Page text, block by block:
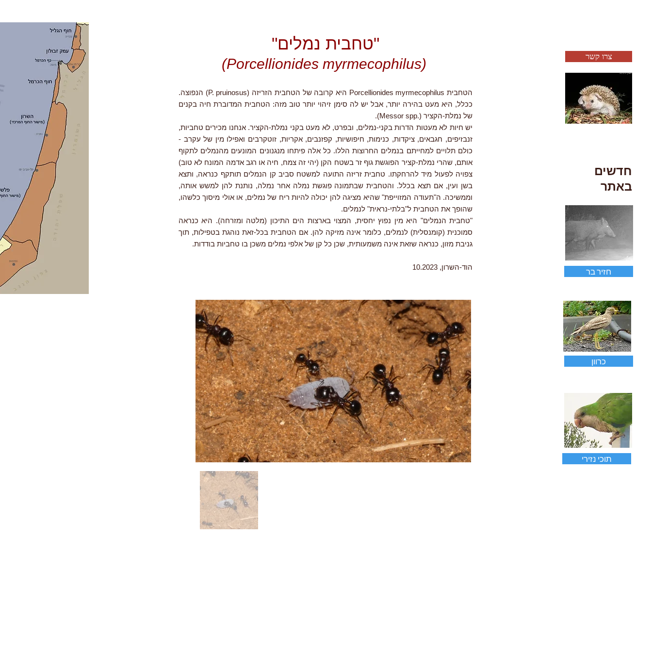
"טחבית נמלים"
(Porcellionides myrmecophilus)
הטחבית Porcellionides myrmecophilus היא קרובה של הטחבית הזריזה (P. pruinosus) הנפוצה.
ככלל, היא מעט בהירה יותר, אבל יש לה סימן זיהוי יותר טוב מזה: הטחבית המדוברת חיה בקנים
של נמלת-הקציר (.Messor spp).
יש חיות לא מעטות הדרות בקני-נמלים, ובפרט, לא מעט בקני נמלת-הקציר. אנחנו מכירים טחביות,
זנבזיפים, חגבאים, ציקדות, כנימות, חיפושיות, קפזנבים, אקריות, זוטקרבים ואפילו מין של עקרב -
כולם תלויים למחייתם בנמלים החרוצות הללו. כל אלה פיתחו מנגנונים המונעים מהנמלים לתקוף
אותם, שהרי נמלת-קציר הפוגשת גוף זר בשטח הקן (יהי זה צמח, חיה או רגב אדמה המונח לא טוב)
צפויה לפעול מיד להרחקתו. טחבית זריזה התועה למשטח סביב קן הנמלים תותקף כנראה, ותצא
בשן ועין, אם תצא בכלל. והטחבית שבתמונה פוגשת נמלה אחר נמלה, נותנת להן למשש אותה,
וממשיכה. ה"תעודה המזוייפת" שהיא מציגה להן יכולה להיות ריח של נמלים, או אולי מיסוך כלשהו,
שהופך את הטחבית ל"בלתי-נראית" לנמלים.
"טחבית הנמלים" היא מין נפוץ יחסית, המצוי בארצות הים התיכון (מלטה ומזרחה). היא כנראה
סמוכנית (קומנסלית) לנמלים, כלומר אינה מזיקה להן. אם הטחבית בכל-זאת נוהגת בטפילות, תוך
גניבת מזון, כנראה שזאת אינה משמעותית, שכן כל קן של אלפי נמלים משכן בו טחביות בודדות.
הוד-השרון, 10.2023
צרו קשר
כרוון
חזיר בר
חדשים
באתר
תוכי נזירי